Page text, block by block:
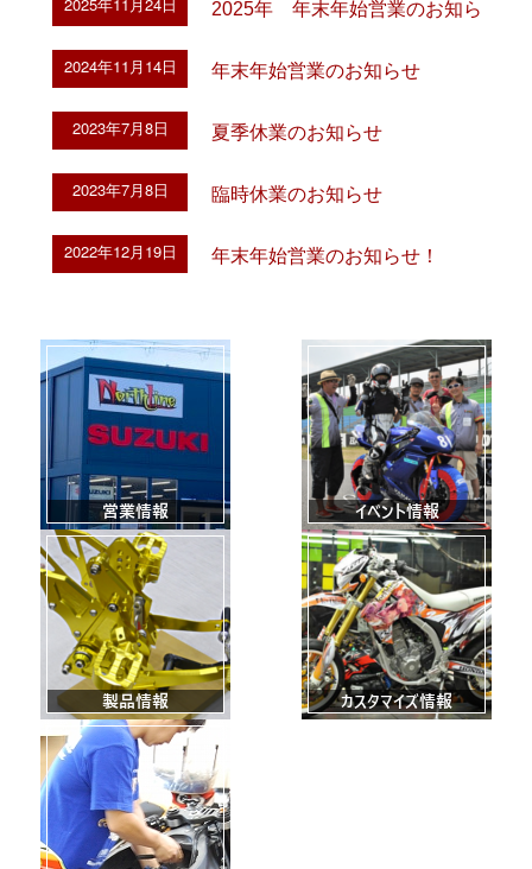
2025年 年末年始営業のお知ら
年末年始営業のお知らせ
2024年11月14日
夏季休業のお知らせ
2023年7月8日
臨時休業のお知らせ
2023年7月8日
年末年始営業のお知らせ！
2022年12月19日
営業情報 イベント情報
製品情報 カスタマイズ
一般整備